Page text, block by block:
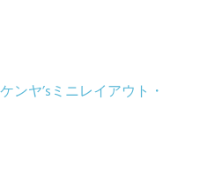
ンヤ’sミニレイアウト・